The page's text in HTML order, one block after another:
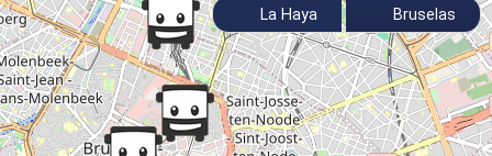
La Haya Bruselas